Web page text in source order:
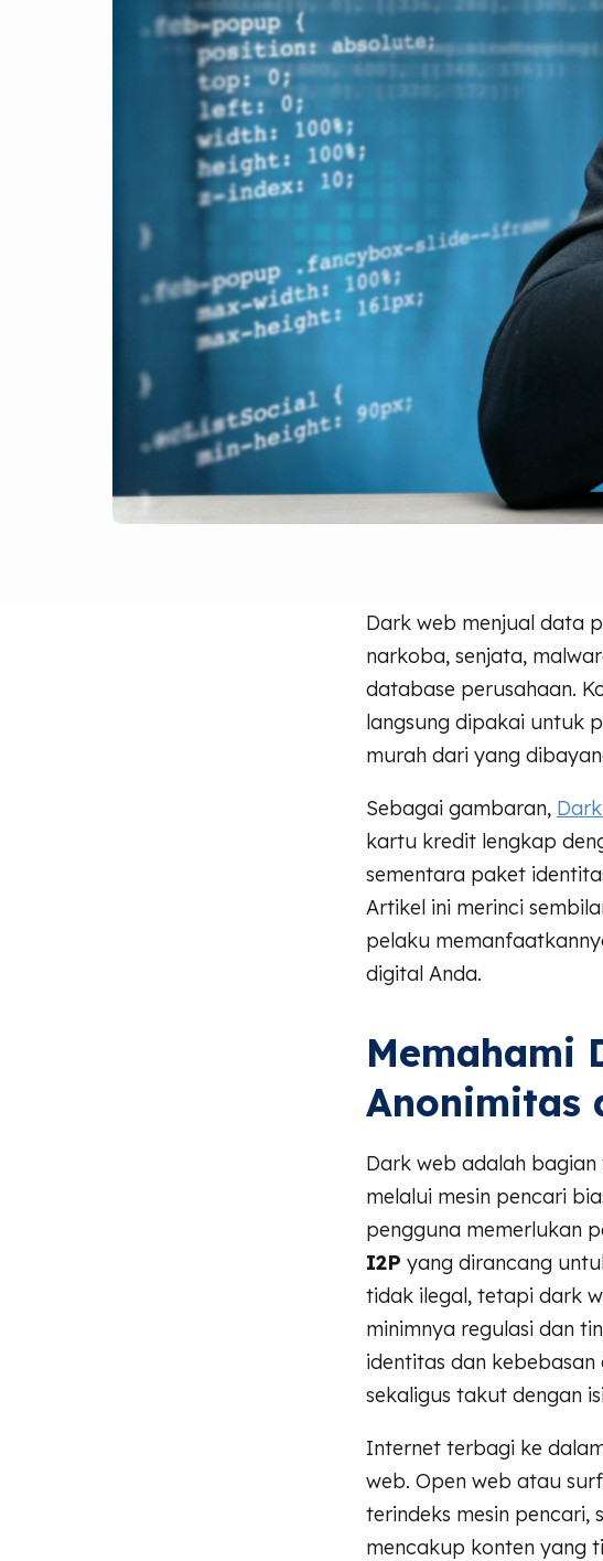
Dark web menjual data
narkoba, senjata,
database perusahaan.
langsung dipakai untuk
murah dari yang
Sebagai gambaran,
kartu kredit lengkap
sementara paket
Artikel ini merinci
pelaku
digital Anda.
Memahami
Anonimitas
Dark web adalah
melalui mesin pencari
pengguna memerlukan
I2P yang dirancang
tidak ilegal, tetapi dark
minimnya regulasi dan
identitas dan
sekaligus takut dengan
Internet terbagi ke
web. Open web atau
terindeks mesin pencari,
mencakup konten yang